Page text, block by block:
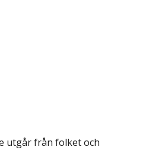
utgår från folket och